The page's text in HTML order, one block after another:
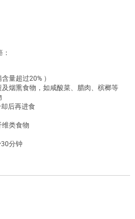
量超过20% ）
烟熏食物，如咸酸菜、腊肉、槟榔等
后再进食
类食物
分钟